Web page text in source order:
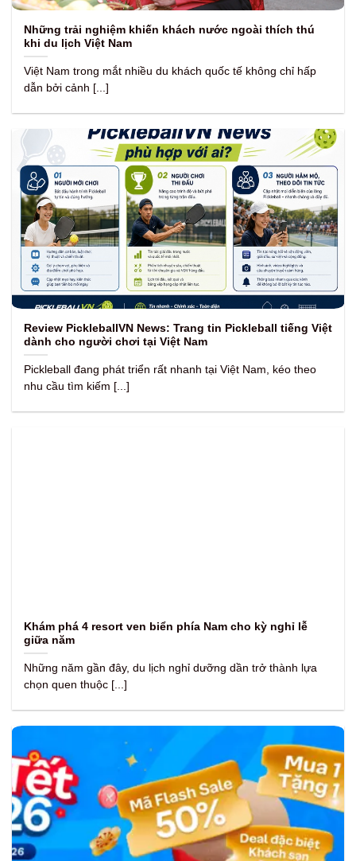
Những trải nghiệm khiến khách nước ngoài thích thú
khi du lịch Việt Nam
Việt Nam trong mắt nhiều du khách quốc tế không chỉ hấp
dẫn bởi cảnh [...]
Review PickleballVN News: Trang tin Pickleball tiếng Việt
dành cho người chơi tại Việt Nam
Pickleball đang phát triển rất nhanh tại Việt Nam, kéo theo
nhu cầu tìm kiếm [...]
Khám phá 4 resort ven biển phía Nam cho kỳ nghỉ lễ
giữa năm
Những năm gần đây, du lịch nghỉ dưỡng dần trở thành lựa
chọn quen thuộc [...]